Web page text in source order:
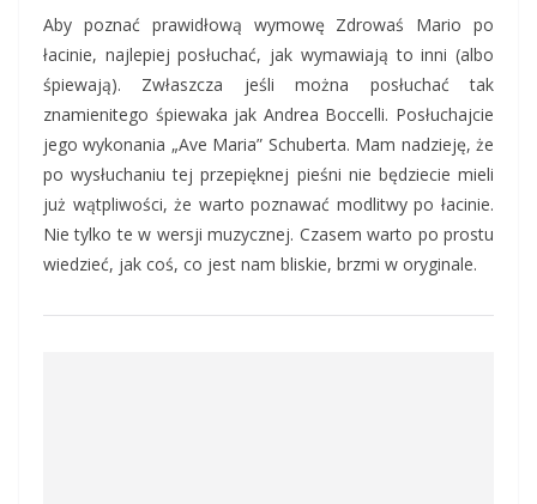
Aby poznać prawidłową wymowę Zdrowaś Mario po
łacinie, najlepiej posłuchać, jak wymawiają to inni (albo
śpiewają). Zwłaszcza jeśli można posłuchać tak
znamienitego śpiewaka jak Andrea Boccelli. Posłuchajcie
jego wykonania „Ave Maria” Schuberta. Mam nadzieję, że
po wysłuchaniu tej przepięknej pieśni nie będziecie mieli
już wątpliwości, że warto poznawać modlitwy po łacinie.
Nie tylko te w wersji muzycznej. Czasem warto po prostu
wiedzieć, jak coś, co jest nam bliskie, brzmi w oryginale.